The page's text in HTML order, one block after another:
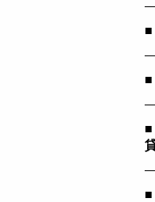
■
■
■
■